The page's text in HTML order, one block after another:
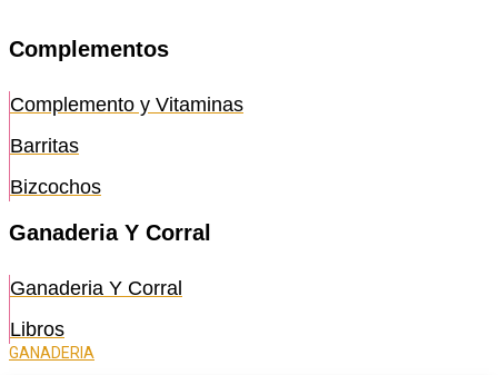
Complementos
Complemento y Vitaminas
Barritas
Bizcochos
Ganaderia Y Corral
Ganaderia Y Corral
Libros
GANADERIA